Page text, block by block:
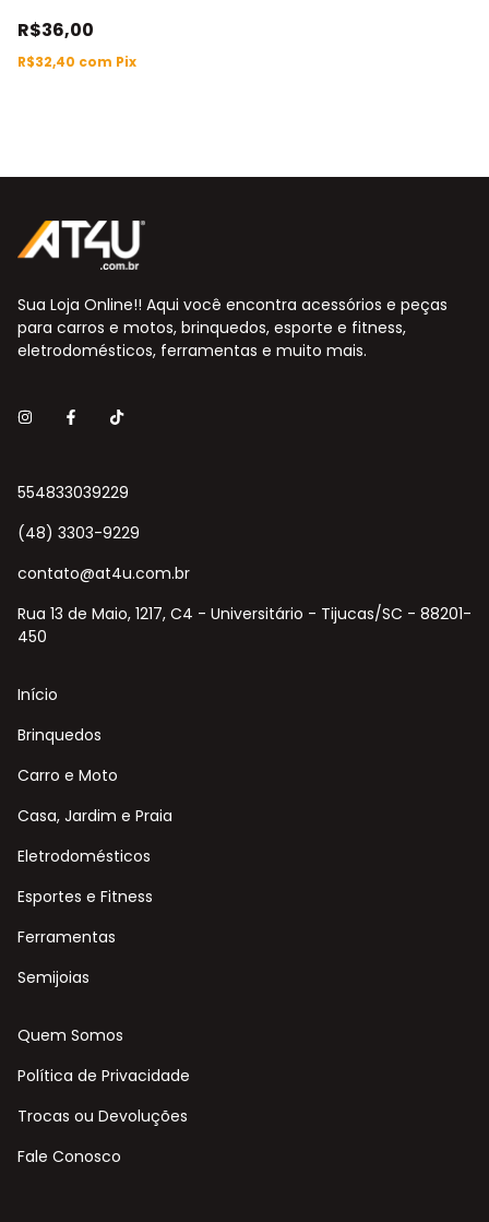
R$36,00
R$32,40 com Pix
Sua Loja Online!! Aqui você encontra acessórios e peças
para carros e motos, brinquedos, esporte e fitness,
eletrodomésticos, ferramentas e muito mais.
554833039229
(48) 3303-9229
contato@at4u.com.br
Rua 13 de Maio, 1217, C4 - Universitário - Tijucas/SC - 88201-
450
Início
Brinquedos
Carro e Moto
Casa, Jardim e Praia
Eletrodomésticos
Esportes e Fitness
Ferramentas
Semijoias
Quem Somos
Política de Privacidade
Trocas ou Devoluções
Fale Conosco